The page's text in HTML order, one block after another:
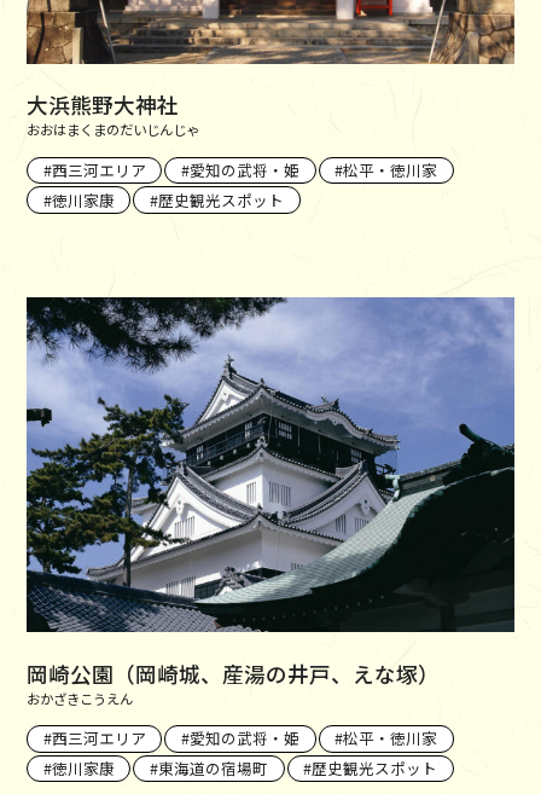
大浜熊野大神社
おおはまくまのだいじんじゃ
西三河エリア 愛知の武将・姫
松平・徳川家
徳川家康
歴史観光スポット
岡崎公園（岡崎城、産湯の井戸、えな塚）
おかざきこうえん
西三河エリア 愛知の武将・姫
松平・徳川家
徳川家康
東海道の宿場町 歴史観光スポット